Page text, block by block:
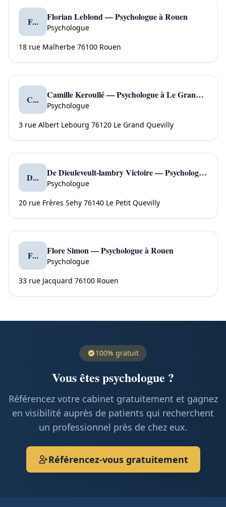
F... Florian Leblond — Psychologue à Rouen
Psychologue
18 rue Malherbe 76100 Rouen
C... Camille Keroullé — Psychologue à Le Grand Quevilly
Psychologue
3 rue Albert Lebourg 76120 Le Grand Quevilly
D... De Dieuleveult-lambry Victoire — Psychologue à Le Petit Quevilly
Psychologue
20 rue Frères Sehy 76140 Le Petit Quevilly
F... Flore Simon — Psychologue à Rouen
Psychologue
33 rue Jacquard 76100 Rouen
100% gratuit
Vous êtes psychologue ?
Référencez votre cabinet gratuitement et gagnez
en visibilité auprès de patients qui recherchent
un professionnel près de chez eux.
Référencez-vous gratuitement